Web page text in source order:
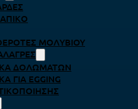
ΜΟΛΥΒΙΟΎ
ΔΟΛΩΜΆΤΩΝ
ΓΙΑ EGGING